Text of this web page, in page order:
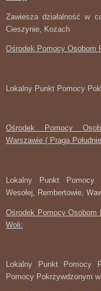
Zawiesza działalność w
Cieszynie, Kozach
Ośrodek Pomocy Osobom
Lokalny Punkt Pomocy
Ośrodek Pomocy
Warszawie ( Praga
Lokalny Punkt Pomocy
Wesołej, Rembertowie,
Ośrodek Pomocy Osobom
Woli:
Lokalny Punkt Pomocy
Pomocy Pokrzywdzonym